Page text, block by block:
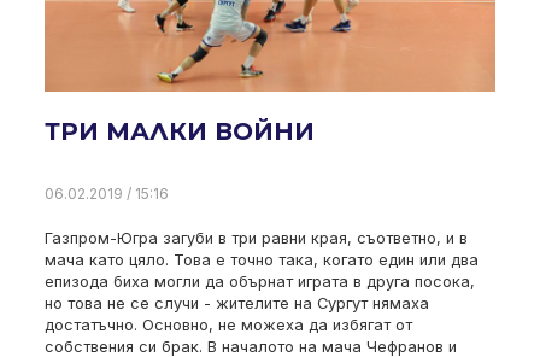
ТРИ МАЛКИ ВОЙНИ
06.02.2019 / 15:16
Газпром-Югра загуби в три равни края, съответно, и в
мача като цяло. Това е точно така, когато един или два
епизода биха могли да обърнат играта в друга посока,
но това не се случи - жителите на Сургут нямаха
достатъчно. Основно, не можеха да избягат от
собствения си брак. В началото на мача Чефранов и